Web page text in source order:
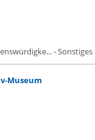
-
Museum